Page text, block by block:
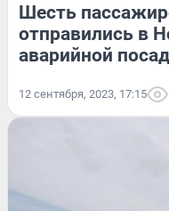
Шесть
отправились в
аварийной
12 сентября, 2023, 17:15